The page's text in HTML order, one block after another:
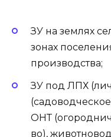
ЗУ на землях
зонах
производства;
ЗУ под ЛПХ
ОНТ
во),